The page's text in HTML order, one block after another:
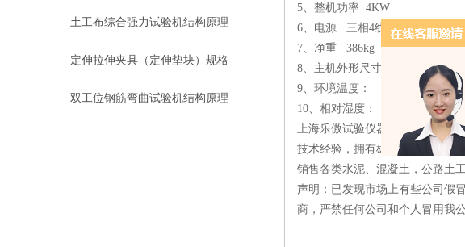
理
土工布综合强力试验机结构原理
定伸拉伸夹具（定伸垫块）规格
双工位钢筋弯曲试验机结构原理
5、整机功率 4KW
6、电源 三相4线380V 50Hz
7、净重 386kg
8、主机外形尺寸（长×宽×高）
9、环境温度： ≤35℃。
10、相对湿度： ≤85%。
上海乐傲试验仪器有限公司出一
技术经验，拥有雄厚的科技人才
销售各类水泥、混凝土，公路土
声明：已发现市场上有些公司假
商，严禁任何公司和个人冒用我